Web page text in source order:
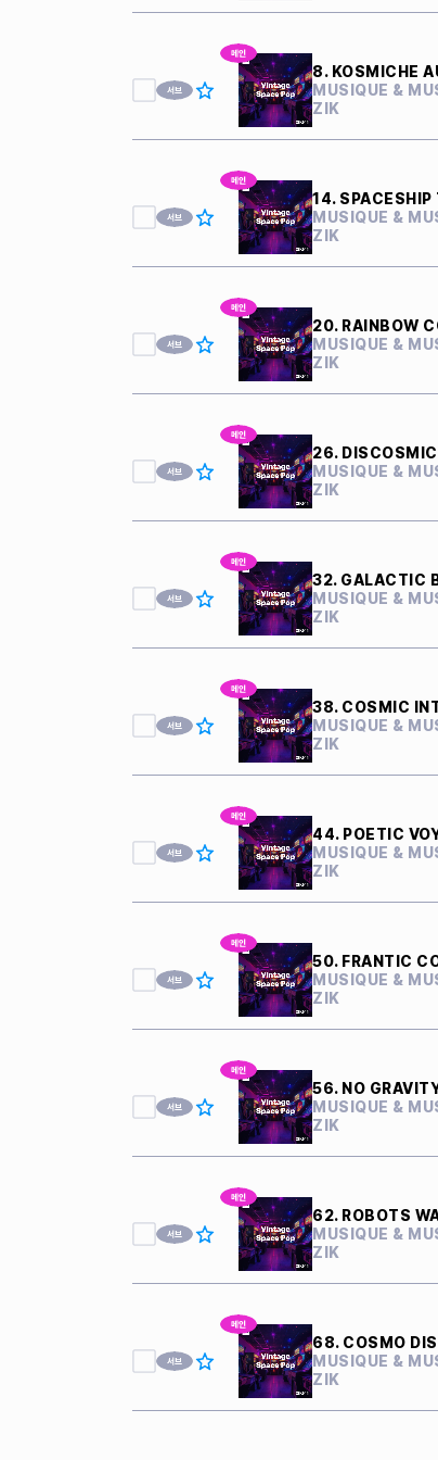
MUSIQUE &
ZIK
MUSIQUE &
ZIK
MUSIQUE &
ZIK
26. DISCOSMIC
MUSIQUE &
ZIK
MUSIQUE &
ZIK
MUSIQUE &
ZIK
MUSIQUE &
ZIK
MUSIQUE &
ZIK
56. NO
MUSIQUE &
ZIK
62. ROBOTS
MUSIQUE &
ZIK
68. COSMO
MUSIQUE &
ZIK